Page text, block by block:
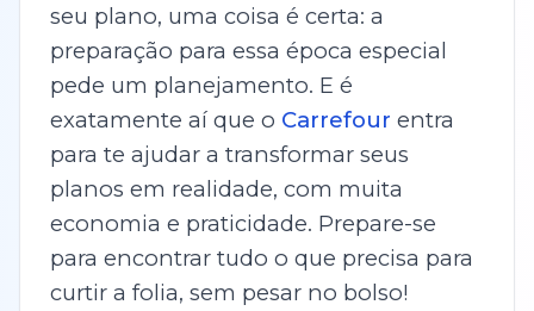
seu plano, uma coisa é certa: a
preparação para essa época especial
pede um planejamento. E é
exatamente aí que o Carrefour entra
para te ajudar a transformar seus
planos em realidade, com muita
economia e praticidade. Prepare-se
para encontrar tudo o que precisa para
curtir a folia, sem pesar no bolso!